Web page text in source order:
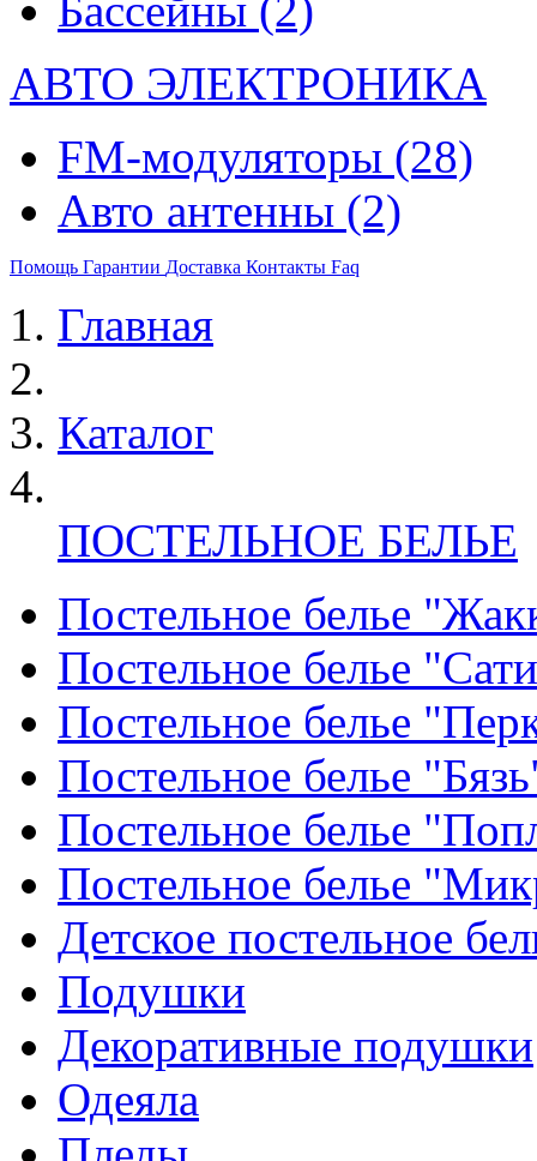
АВТО ЭЛЕКТРОНИКА
FM-модуляторы (28)
Авто антенны (2)
Помощь Гарантии Доставка Контакты Faq
Главная
Каталог
ПОСТЕЛЬНОЕ БЕЛЬЕ
Постельное белье
Постельное белье
Постельное белье
Постельное белье
Постельное белье
Постельное белье
Детское постельное
Подушки
Декоративные подушки
Одеяла